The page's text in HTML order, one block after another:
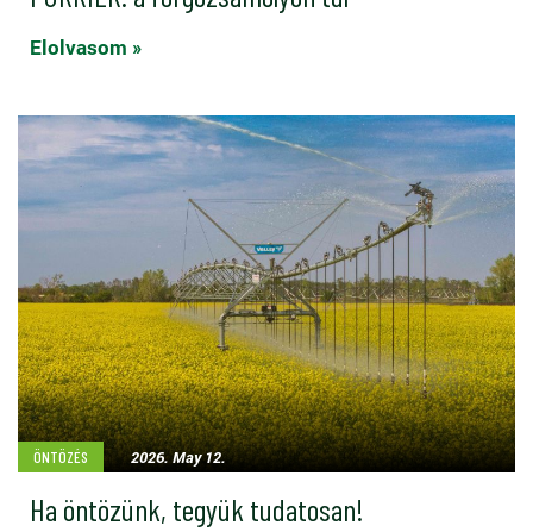
Elolvasom »
ÖNTÖZÉS 2026. May 12.
Ha öntözünk, tegyük tudatosan!